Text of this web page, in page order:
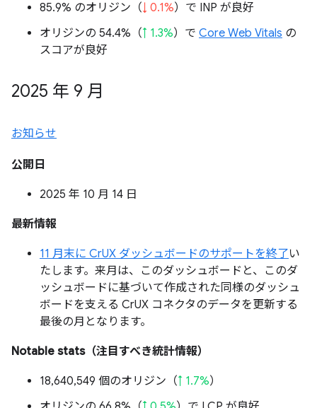
85.9% のオリジン（↓ 0.1%）で INP が良好
オリジンの 54.4%（↑ 1.3%）で Core Web Vitals の
スコアが良好
2025 年 9 月
お知らせ
公開日
2025 年 10 月 14 日
最新情報
11 月末に CrUX ダッシュボードのサポートを終了い
たします。来月は、このダッシュボードと、このダ
ッシュボードに基づいて作成された同様のダッシュ
ボードを支える CrUX コネクタのデータを更新する
最後の月となります。
Notable stats（注目すべき統計情報）
18,640,549 個のオリジン（↑ 1.7%）